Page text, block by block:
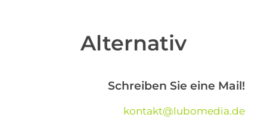
Alternativ
Schreiben Sie eine Mail!
kontakt@lubomedia.de